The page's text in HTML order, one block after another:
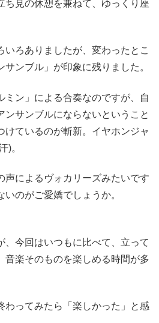
ち見の休憩を兼ねて、ゆっくり座
いろありましたが、変わったとこ
ンブル」が印象に残りました。
ミン」による合奏なのですが、自
ンサンブルにならないということ
けているのが斬新。イヤホンジャ
)。
声によるヴォカリーズみたいです
のがご愛嬌でしょうか。
、今回はいつもに比べて、立って
音楽そのものを楽しめる時間が多
わってみたら「楽しかった」と感